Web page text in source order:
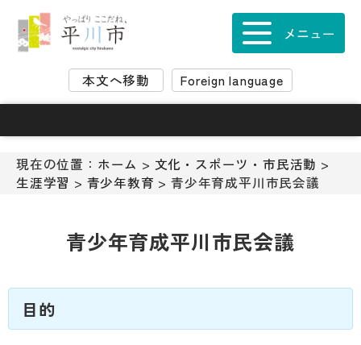
ョ
ス
本
へ
本文へ移動 Foreign language
メニュー
現在の位置： ホーム > 文化・スポーツ・市民活動 >
生涯学習 > 青少年教育 > 青少年育成平川市民会議
青少年育成平川市民会議
目的